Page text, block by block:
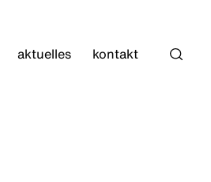
aktuelles kontakt